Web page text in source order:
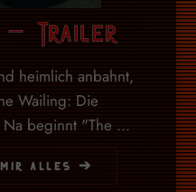
– Trailer
heimlich anbahnt,
Wailing: Die
Na beginnt "The ...
mir alles ➔